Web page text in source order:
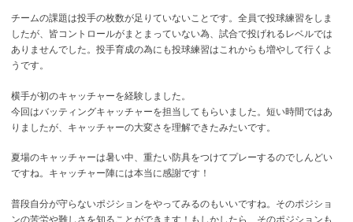
チームの課題は投手の枚数が足りていないことです。全員で投球練習をしま
したが、皆コントロールがまとまっていない為、試合で投げれるレベルでは
ありませんでした。投手育成の為にも投球練習はこれからも増やして行くよ
うです。
横手が初のキャッチャーを経験しました。
今回はバッティングキャッチャーを担当してもらいました。短い時間ではあ
りましたが、キャッチャーの大変さを理解できたみたいです。
夏場のキャッチャーは暑い中、重たい防具をつけてプレーするのでしんどい
ですね。キャッチャー陣には本当に感謝です！
普段自分が守らないポジションをやってみるのもいいですね。そのポジショ
ンの苦労や難しさを知ることができます！もしかしたら、そのポジションも